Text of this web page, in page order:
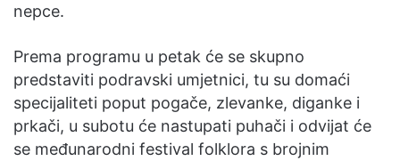
nepce.
Prema programu u petak će se skupno
predstaviti podravski umjetnici, tu su domaći
specijaliteti poput pogače, zlevanke, diganke i
prkači, u subotu će nastupati puhači i odvijat će
se međunarodni festival folklora s brojnim